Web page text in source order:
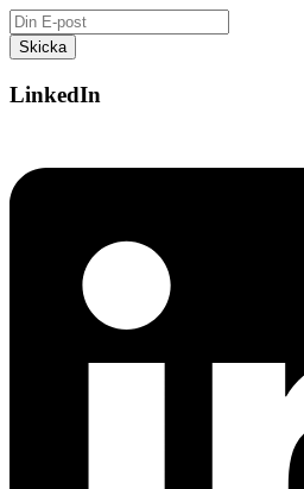
LinkedIn